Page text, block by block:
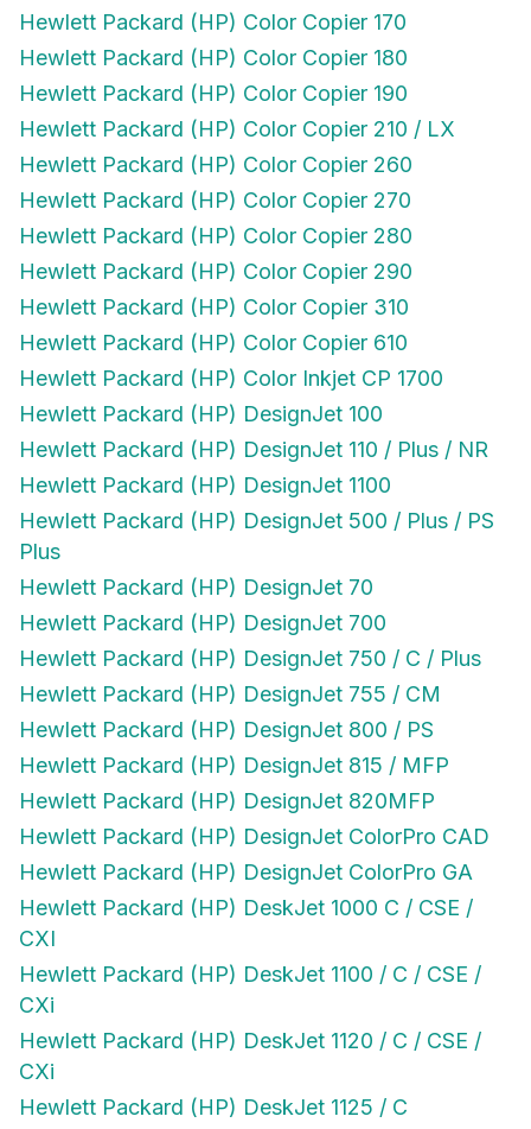
Hewlett Packard (HP) Color Copier 170
Hewlett Packard (HP) Color Copier 180
Hewlett Packard (HP) Color Copier 190
Hewlett Packard (HP) Color Copier 210 / LX
Hewlett Packard (HP) Color Copier 260
Hewlett Packard (HP) Color Copier 270
Hewlett Packard (HP) Color Copier 280
Hewlett Packard (HP) Color Copier 290
Hewlett Packard (HP) Color Copier 310
Hewlett Packard (HP) Color Copier 610
Hewlett Packard (HP) Color Inkjet CP 1700
Hewlett Packard (HP) DesignJet 100
Hewlett Packard (HP) DesignJet 110 / Plus / NR
Hewlett Packard (HP) DesignJet 1100
Hewlett Packard (HP) DesignJet 500 / Plus / PS
Plus
Hewlett Packard (HP) DesignJet 70
Hewlett Packard (HP) DesignJet 700
Hewlett Packard (HP) DesignJet 750 / C / Plus
Hewlett Packard (HP) DesignJet 755 / CM
Hewlett Packard (HP) DesignJet 800 / PS
Hewlett Packard (HP) DesignJet 815 / MFP
Hewlett Packard (HP) DesignJet 820MFP
Hewlett Packard (HP) DesignJet ColorPro CAD
Hewlett Packard (HP) DesignJet ColorPro GA
Hewlett Packard (HP) DeskJet 1000 C / CSE /
CXI
Hewlett Packard (HP) DeskJet 1100 / C / CSE /
CXi
Hewlett Packard (HP) DeskJet 1120 / C / CSE /
CXi
Hewlett Packard (HP) DeskJet 1125 / C